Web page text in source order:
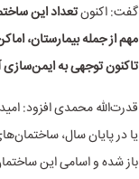
گفت: اکنون
مهم از جمله بیمارستان،
تاکنون توجهی به
قدرت‌الله محمدی افزود:‌
یا در پایان سال،
باز شده و اسامی این